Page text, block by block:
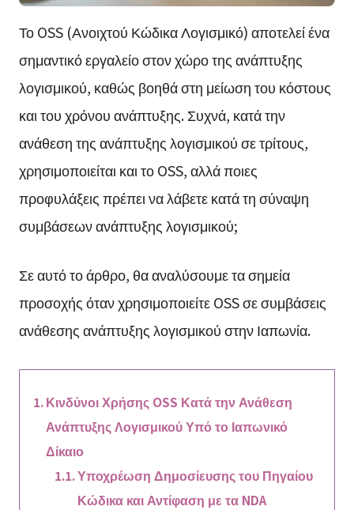
Το OSS (Ανοιχτού Κώδικα Λογισμικό) αποτελεί ένα
σημαντικό εργαλείο στον χώρο της ανάπτυξης
λογισμικού, καθώς βοηθά στη μείωση του κόστους
και του χρόνου ανάπτυξης. Συχνά, κατά την
ανάθεση της ανάπτυξης λογισμικού σε τρίτους,
χρησιμοποιείται και το OSS, αλλά ποιες
προφυλάξεις πρέπει να λάβετε κατά τη σύναψη
συμβάσεων ανάπτυξης λογισμικού;
Σε αυτό το άρθρο, θα αναλύσουμε τα σημεία
προσοχής όταν χρησιμοποιείτε OSS σε συμβάσεις
ανάθεσης ανάπτυξης λογισμικού στην Ιαπωνία.
Κινδύνοι Χρήσης OSS Κατά την Ανάθεση
Ανάπτυξης Λογισμικού Υπό το Ιαπωνικό
Δίκαιο
Υποχρέωση Δημοσίευσης του Πηγαίου
Κώδικα και Αντίφαση με τα NDA